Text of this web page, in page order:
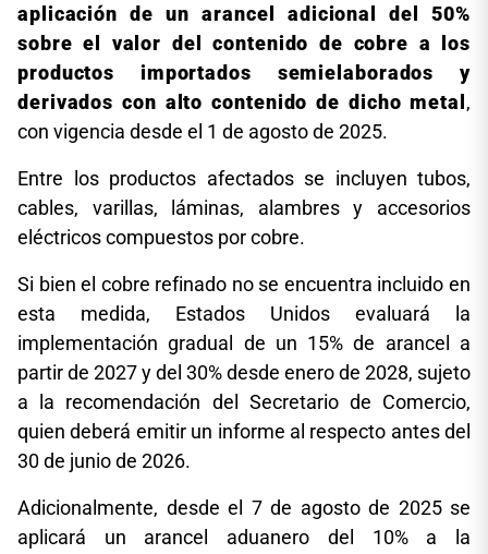
aplicación de un arancel adicional del 50%
sobre el valor del contenido de cobre a los
productos importados semielaborados y
derivados con alto contenido de dicho metal ,
con vigencia desde el 1 de agosto de 2025.
Entre los productos afectados se incluyen tubos,
cables, varillas, láminas, alambres y accesorios
eléctricos compuestos por cobre.
Si bien el cobre refinado no se encuentra incluido en
esta medida, Estados Unidos evaluará la
implementación gradual de un 15% de arancel a
partir de 2027 y del 30% desde enero de 2028, sujeto
a la recomendación del Secretario de Comercio,
quien deberá emitir un informe al respecto antes del
30 de junio de 2026.
Adicionalmente, desde el 7 de agosto de 2025 se
aplicará un arancel aduanero del 10% a la